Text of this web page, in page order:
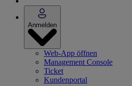
Anmelden
Web-App öffnen
Management Console
Ticket
Kundenportal